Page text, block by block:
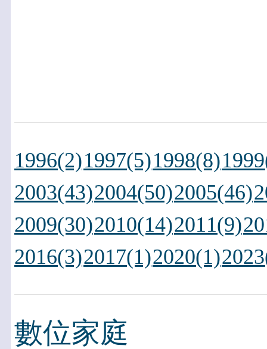
1996(2)1997(5)1998(8)
2003(43)2004(50)2005(46)
2009(30)2010(14)2011(9)
2016(3)2017(1)2020(1)
數位家庭